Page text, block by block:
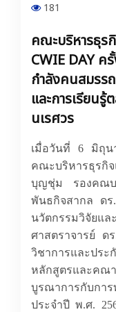
181
คณะบริหารธุร
CWIE DAY
กำลังคนสมรร
และการเรียน
นเรศวร
เมื่อวันที่ 6 มิถุน
คณะบริหารธุรกิ
บุญชุ่ม รองคณบ
พันธกิจสากล ด
นวัตกรรมวิจั
ศาสตราจารย์ ด
วิชาการและป
หลักสูตรและคณา
บูรณาการกับกา
ประจำปี พ.ศ.